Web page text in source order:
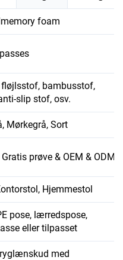
foam
fløjlsstof, bambusstof,
slip stof, osv.
Mørkegrå, Sort
prøve & OEM & ODM
Hjemmestol
pose, lærredspose,
eller tilpasset
med